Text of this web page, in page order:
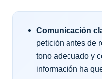
Comunicación
petición antes de
tono adecuado y
información ha